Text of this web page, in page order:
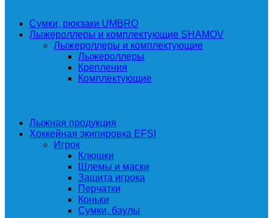
Сумки, рюкзаки UMBRO
Лыжероллеры и комплектующие SHAMOV
Лыжероллеры и комплектующие
Лыжероллеры
Крепления
Комплектующие
Лыжная продукция
Хоккейная экипировка EFSI
Игрок
Клюшки
Шлемы и маски
Защита игрока
Перчатки
Коньки
Сумки, баулы